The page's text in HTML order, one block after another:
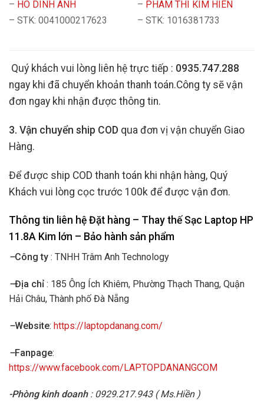
– HO DINH ANH
– STK: 0041000217623
– PHAM THI KIM HIEN
– STK: 1016381733
Quý khách vui lòng liên hệ trực tiếp : 0935.747.288
ngay khi đã chuyển khoản thanh toán.Công ty sẽ vận
đơn ngay khi nhận được thông tin.
3. Vận chuyển ship COD qua đơn vị vận chuyển Giao
Hàng.
Để được ship COD thanh toán khi nhận hàng, Quý
Khách vui lòng cọc trước 100k để được vận đơn.
Thông tin liên hệ Đặt hàng – Thay thế Sạc Laptop HP
11.8A Kim lớn – Bảo hành sản phẩm
–Công ty : TNHH Trâm Anh Technology
–Địa chỉ : 185 Ông Ích Khiêm, Phường Thạch Thang, Quận
Hải Châu, Thành phố Đà Nẵng
–Website: https://laptopdanang.com/
–Fanpage:
https://www.facebook.com/LAPTOPDANANGCOM
-Phòng kinh doanh: 0929.217.943 ( Ms.Hiền )